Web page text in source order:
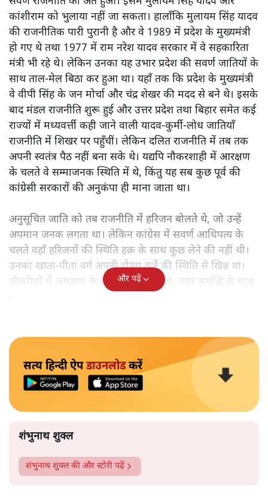
कांशीराम को भुलाया नहीं जा सकता। हालाँकि मुलायम सिंह यादव
की राजनीतिक पारी पुरानी है और वे 1989 में प्रदेश के मुख्यमंत्री
हो गए थे तथा 1977 में राम नरेश यादव सरकार में वे सहकारिता
मंत्री भी रहे थे। लेकिन उनका यह उभार प्रदेश की सवर्ण जातियों के
साथ ताल-मेल बिठा कर हुआ था। यहाँ तक कि प्रदेश के मुख्यमंत्री
वे वीपी सिंह के जन मोर्चा और चंद्र शेखर की मदद से बने थे। इसके
बाद मंडल राजनीति शुरू हुई और उत्तर प्रदेश तथा बिहार समेत कई
राज्यों में मध्यवर्त्ती कही जाने वाली यादव-कुर्मी-लोध जातियाँ
राजनीति में शिखर पर पहुँचीं। लेकिन दलित राजनीति में तब तक
अपनी स्वतंत्र पैठ नहीं बना सके थे। यद्यपि नौकरशाही में आरक्षण
के चलते वे सम्माजनक स्थिति में थे, किंतु यह सब कुछ पूर्व की
कांग्रेसी सरकारों की अनुकंपा ही माना जाता था।
अनुसूचित जाति को तब राजनीति में हरिजन बोलते थे, जो उन्हें
अपमान जनक लगता था। लेकिन कांग्रेस में सवर्ण आधिपत्य के
चलते वहाँ हरिजनों की स्थिति हक़ के साथ कुछ लेने की नहीं थी।
उनका खाता-पीता वर्ग अपनी दोयम दर्जे की स्थिति से खिन्न था।
नौकरियों में आरक्षण के बूते वे समृद्ध तो हुए, मगर समृद्धि के साथ
जो आत्म-सम्मान चाहिए था, वह नहीं मिल रहा था।
और पढ़ें
सत्य हिन्दी ऐपडाउनलोडकरें
शंभुनाथ शुक्ल
शंभुनाथ शुक्लकी और स्टोरी पढ़ें